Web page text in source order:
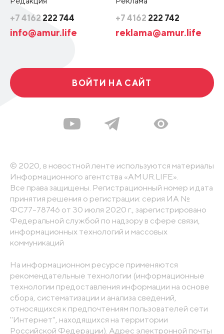
+7 4162 222 744
info@amur.life
+7 4162 222 742
reklama@amur.life
ВОЙТИ НА САЙТ
© 2020, в новостной ленте используются материалы
Информационного агентства «AMUR.LIFE».
Все права защищены. Регистрационный номер и дата
принятия решения о регистрации: серия ИА №
ФС77-78746 от 30 июля 2020 г., зарегистрировано
Федеральной службой по надзору в сфере связи,
информационных технологий и массовых
коммуникаций
На информационном ресурсе применяются
рекомендательные технологии (информационные
технологии предоставления информации на основе
сбора, систематизации и анализа сведений,
относящихся к предпочтениям пользователей сети
"Интернет", находящихся на территории
Российской Федерации). Адрес электронной почты